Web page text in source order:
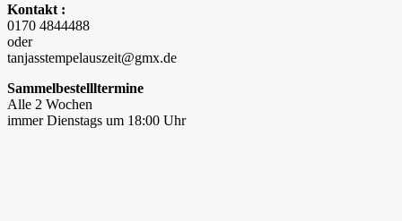
Kontakt :
0170 4844488
oder
tanjasstempelauszeit@gmx.de
Sammelbestellltermine
Alle 2 Wochen
immer Dienstags um 18:00 Uhr